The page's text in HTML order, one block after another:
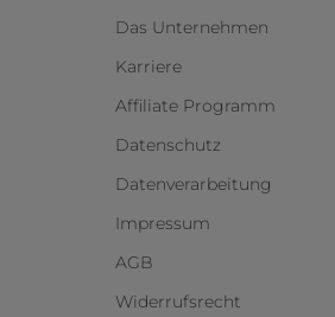
Das Unternehmen
Karriere
Affiliate Programm
Datenschutz
Datenverarbeitung
Impressum
AGB
Widerrufsrecht